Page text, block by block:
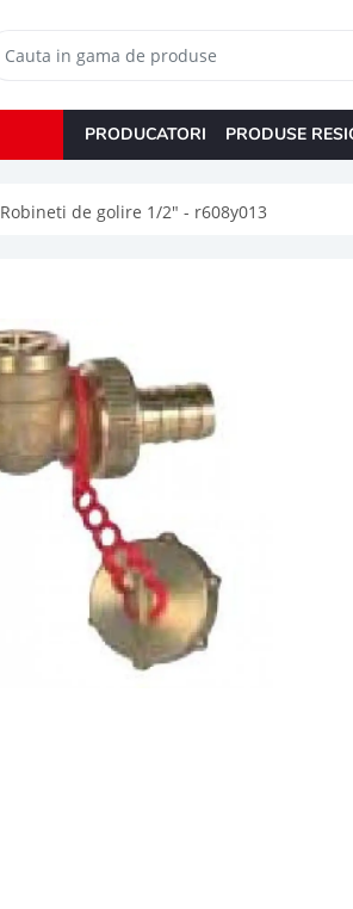
PRODUCATORI PRODUSE
Robineti de golire 1/2" - r608y013